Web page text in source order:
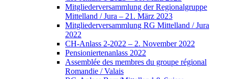
Mitgliederversammlung der Regionalgruppe
Mittelland / Jura – 21. März 2023
Mitgliederversammlung RG Mittelland / Jura
2022
CH-Anlass 2-2022 – 2. November 2022
Pensioniertenanlass 2022
Assemblée des membres du groupe régional
Romandie / Valais